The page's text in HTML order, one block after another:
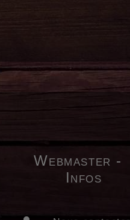
Webmaster -
Infos